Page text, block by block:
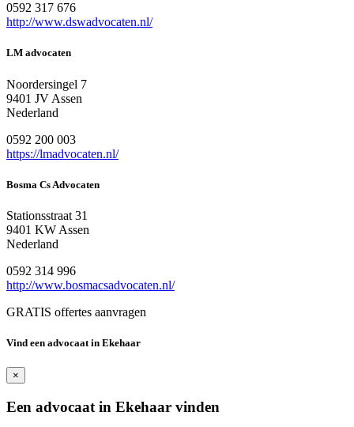
0592 317 676
http://www.dswadvocaten.nl/
LM advocaten
Noordersingel 7
9401 JV Assen
Nederland
0592 200 003
https://lmadvocaten.nl/
Bosma Cs Advocaten
Stationsstraat 31
9401 KW Assen
Nederland
0592 314 996
http://www.bosmacsadvocaten.nl/
GRATIS offertes aanvragen
Vind een advocaat in Ekehaar
×
Een advocaat in Ekehaar vinden